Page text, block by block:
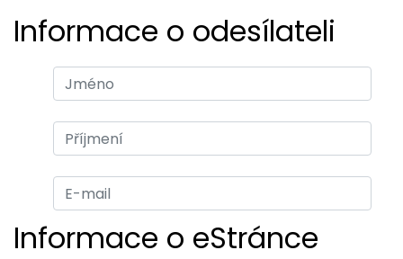
Informace o odesílateli
Informace o eStránce